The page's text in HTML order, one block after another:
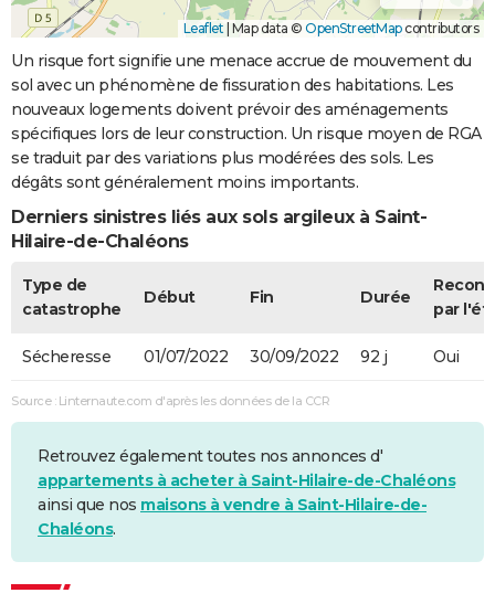
Leaflet Map data © OpenStreetMapcontributors
Un risque fort signifie une menace accrue de mouvement du
sol avec un phénomène de fissuration des habitations. Les
nouveaux logements doivent prévoir des aménagements
spécifiques lors de leur construction. Un risque moyen de RGA
se traduit par des variations plus modérées des sols. Les
dégâts sont généralement moins importants.
Derniers sinistres liés aux sols argileux à Saint-
Hilaire-de-Chaléons
Type de
catastrophe
Début Fin Durée
par
Sécheresse 01/07/2022 30/09/2022 92 j Oui
Source : Linternaute.com d'après les données de la CCR
Retrouvez également toutes nos annonces d'
appartements à acheter à Saint-Hilaire-de-Chaléons
ainsi que nos maisons à vendre à Saint-Hilaire-de-
Chaléons.